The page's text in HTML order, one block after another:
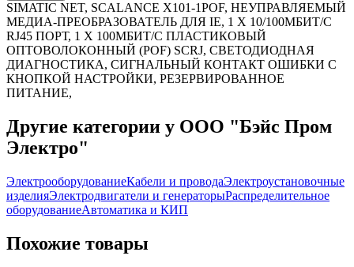
SIMATIC NET, SCALANCE X101-1POF, НЕУПРАВЛЯЕМЫЙ
МЕДИА-ПРЕОБРАЗОВАТЕЛЬ ДЛЯ IE, 1 X 10/100МБИТ/С
RJ45 ПОРТ, 1 X 100МБИТ/С ПЛАСТИКОВЫЙ
ОПТОВОЛОКОННЫЙ (POF) SCRJ, СВЕТОДИОДНАЯ
ДИАГНОСТИКА, СИГНАЛЬНЫЙ КОНТАКТ ОШИБКИ С
КНОПКОЙ НАСТРОЙКИ, РЕЗЕРВИРОВАННОЕ
ПИТАНИЕ,
Другие категории у ООО "Бэйс Пром
Электро"
ЭлектрооборудованиеКабели и проводаЭлектроустановочные
изделияЭлектродвигатели и генераторыРаспределительное
оборудованиеАвтоматика и КИП
Похожие товары